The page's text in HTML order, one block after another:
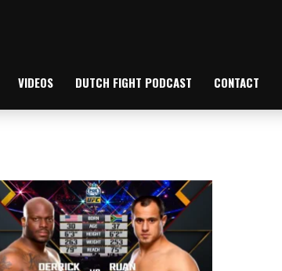
VIDEOS DUTCH FIGHT PODCAST CONTACT